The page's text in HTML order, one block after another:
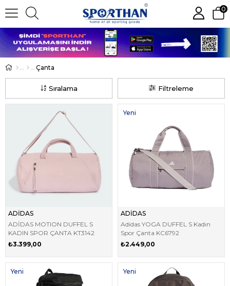
0
Çanta
Filtreleme
Sıralama
ADİDAS
ADİDAS MOTION DUFFEL S
KADIN SPOR ÇANTA KT3142
₺3.399,00
ADİDAS
Adidas YOGA DUFFEL S Kadın
Spor Çanta KC6792
₺2.449,00
Yeni
Yeni
Yeni